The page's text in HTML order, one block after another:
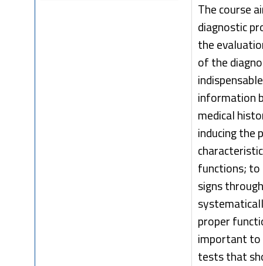
The course
diagnostic
the
of the
information
medical
inducing the
functions;
signs
proper
important to
tests that